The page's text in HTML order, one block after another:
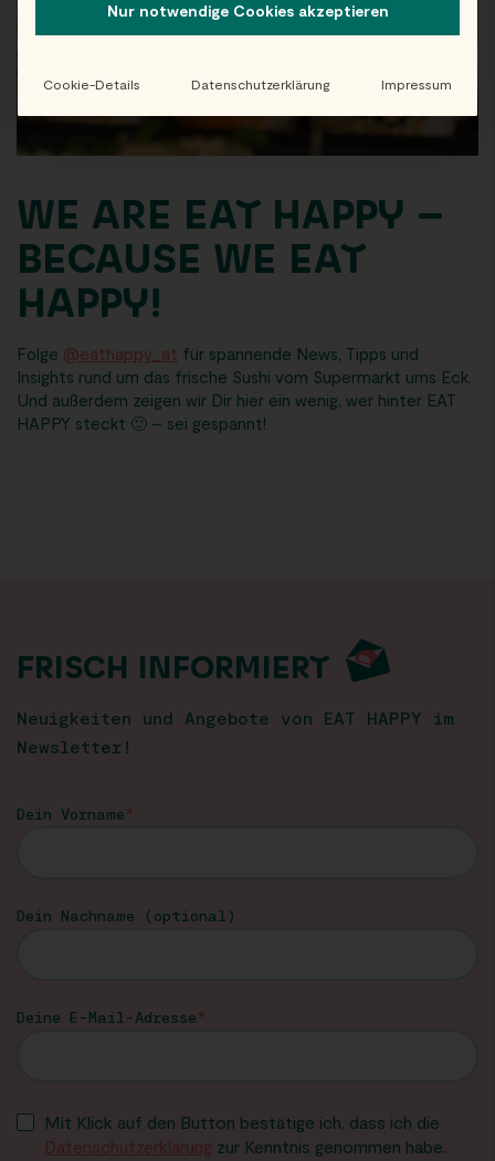
WE ARE EAT HAPPY –
BECAUSE WE EAT
HAPPY!
Folge @eathappy_at für spannende News, Tipps und
Insights rund um das frische Sushi vom Supermarkt ums Eck.
Und außerdem zeigen wir Dir hier ein wenig, wer hinter EAT
HAPPY steckt 🙂 – sei gespannt!
FRISCH INFORMIERT
Neuigkeiten und Angebote von EAT HAPPY im
Newsletter!
Dein Vorname
Dein Nachname (optional)
Deine E-Mail-Adresse
Mit Klick auf den Button bestätige ich, dass ich die
Datenschutzerklärung zur Kenntnis genommen habe.
Nur notwendige Cookies akzeptieren
Cookie-Details Datenschutzerklärung Impressum